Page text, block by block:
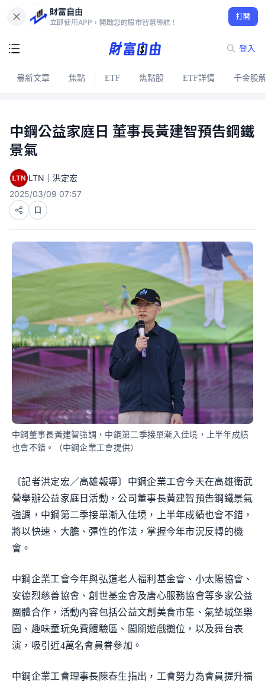
財富自由
立即使用APP，開啟您的股市智慧導航！
打開
登入
最新文章 焦點 ETF 焦點股 ETF詳情 千金股
中鋼公益家庭日 董事長黃建智預告鋼鐵
景氣
LTN｜洪定宏
2025/03/09 07:57
中鋼董事長黃建智強調，中鋼第二季接單漸入佳境，上半年成績
也會不錯。（中鋼企業工會提供）
〔記者洪定宏／高雄報導〕中鋼企業工會今天在高雄衛武
營舉辦公益家庭日活動，公司董事長黃建智預告鋼鐵景氣
強調，中鋼第二季接單漸入佳境，上半年成績也會不錯，
將以快速、大膽、彈性的作法，掌握今年市況反轉的機
會。
中鋼企業工會今年與弘道老人福利基金會、小太陽協會、
安德烈慈善協會、創世基金會及唐心服務協會等多家公益
團體合作，活動內容包括公益文創美食市集、氣墊城堡樂
園、趣味童玩免費體驗區、闖關遊戲攤位，以及舞台表
演，吸引近4萬名會員眷參加。
中鋼企業工會理事長陳春生指出，工會努力為會員提升福